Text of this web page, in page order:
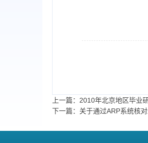
上一篇：2010年北京地区毕业
下一篇：关于通过ARP系统核